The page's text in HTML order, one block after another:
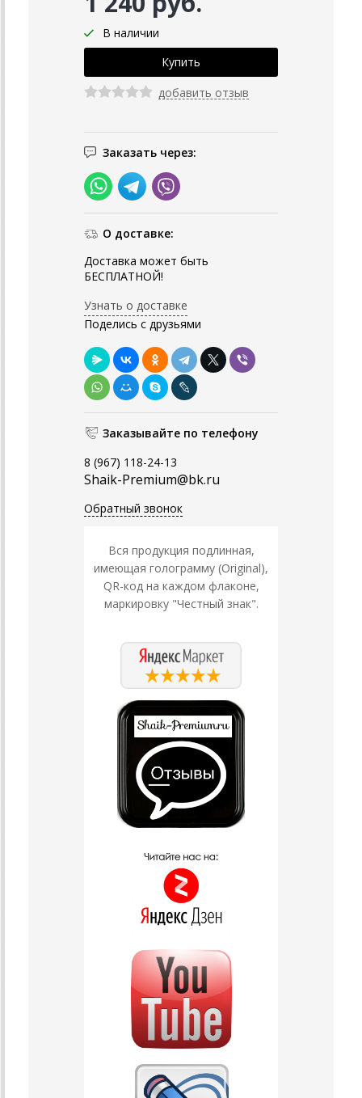
В наличии
добавить отзыв
Заказать через:
О доставке:
Доставка может быть
БЕСПЛАТНОЙ!
Узнать о доставке
Поделись с друзьями
Заказывайте по телефону
8 (967) 118-24-13
Shaik-Premium@bk.ru
Обратный звонок
Вся продукция подлинная,
имеющая голограмму (Original),
QR-код на каждом флаконе,
маркировку "Честный знак".